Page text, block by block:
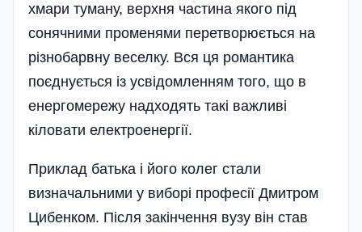
хмари туману, верхня частина якого під
сонячними променями перетворюється на
різнобарвну веселку. Вся ця романтика
поєднується із усвідомленням того, що в
енергомережу надходять такі важливі
кіловати електроенергії.
Приклад батька і його колег стали
визначальними у виборі професії Дмитром
Цибенком. Після закінчення вузу він став